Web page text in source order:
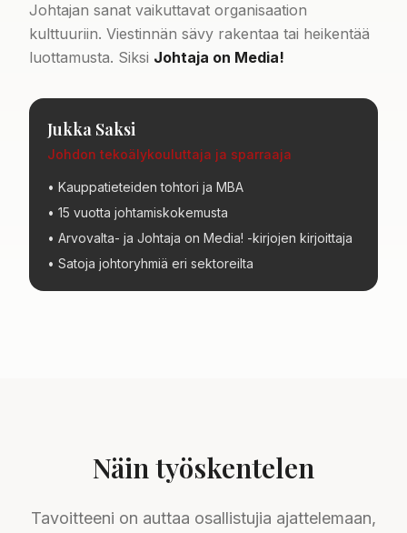
Johtajan sanat vaikuttavat organisaation
kulttuuriin. Viestinnän sävy rakentaa tai heikentää
luottamusta. Siksi Johtaja on Media!
Jukka Saksi
Johdon tekoälykouluttaja ja sparraaja
• Kauppatieteiden tohtori ja MBA
• 15 vuotta johtamiskokemusta
• Arvovalta- ja Johtaja on Media! -kirjojen kirjoittaja
• Satoja johtoryhmiä eri sektoreilta
Näin työskentelen
Tavoitteeni on auttaa osallistujia ajattelemaan,